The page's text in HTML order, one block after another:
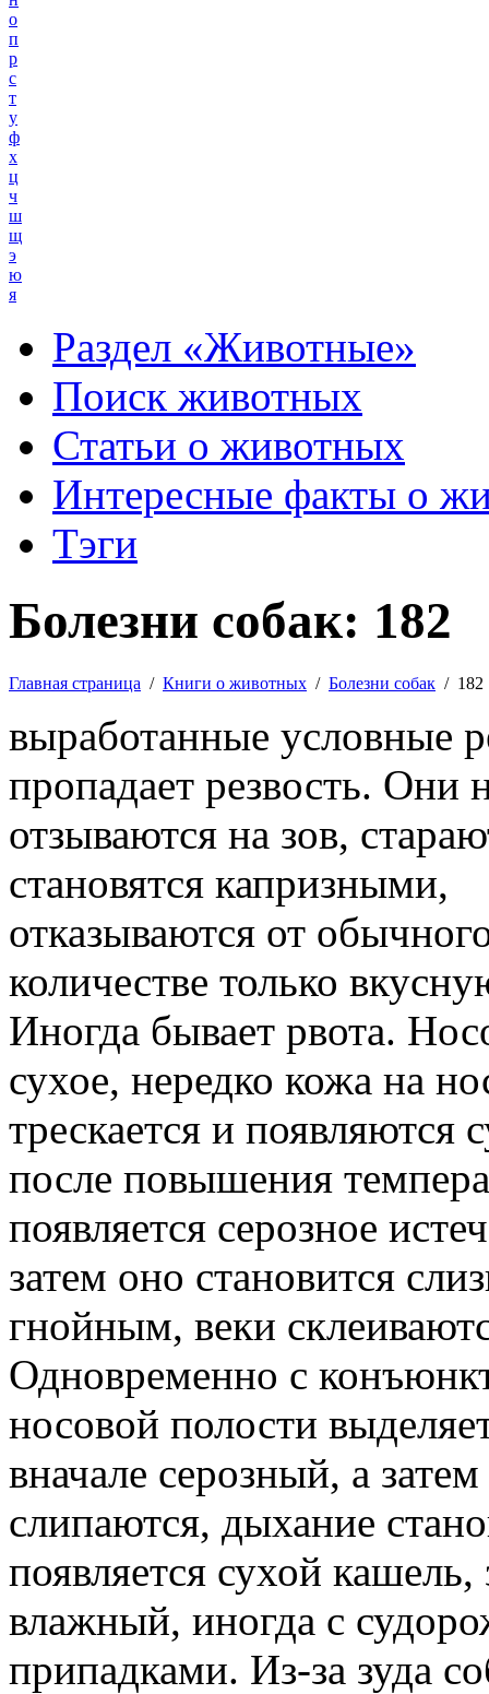
о
п
р
с
т
у
ф
х
ц
ч
ш
щ
э
ю
я
Раздел «Животные»
Поиск животных
Статьи о животных
Интересные факты о
Тэги
Болезни собак: 182
Главная страница / Книги о животных / Болезни собак / 182
выработанные условные
пропадает резвость. Они
отзываются на зов,
становятся капризными,
отказываются от
количестве только
Иногда бывает рвота.
сухое, нередко кожа на
трескается и появляются
после повышения
появляется серозное
затем оно становится
гнойным, веки
Одновременно с
носовой полости
вначале серозный, а
слипаются, дыхание
появляется сухой
влажный, иногда с
припадками. Из-за зуда